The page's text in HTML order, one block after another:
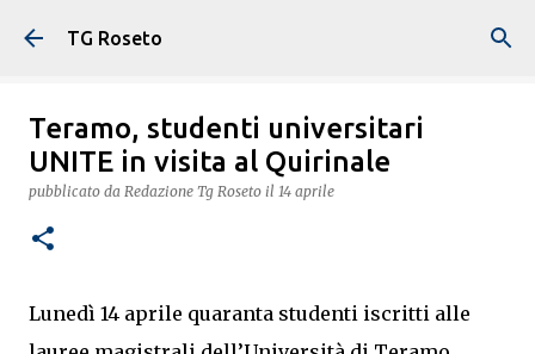
Passa ai contenuti principali
TG Roseto
Teramo, studenti universitari
UNITE in visita al Quirinale
pubblicato da Redazione Tg Roseto il 14 aprile
Lunedì 14 aprile quaranta studenti iscritti alle